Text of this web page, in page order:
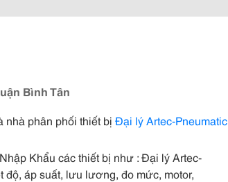
Bình Tân
nhà phân phối thiết bị Đại lý Artec-Pneumatic
Khẩu các thiết bị như : Đại lý Artec-
độ, áp suất, lưu lương, đo mức, motor,